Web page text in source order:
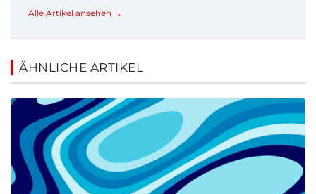
Alle Artikel ansehen →
ÄHNLICHE ARTIKEL